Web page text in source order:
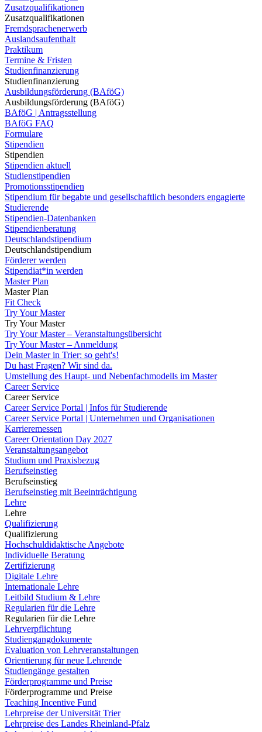
Zusatzqualifikationen
Zusatzqualifikationen
Fremdsprachenerwerb
Auslandsaufenthalt
Praktikum
Termine & Fristen
Studienfinanzierung
Studienfinanzierung
Ausbildungsförderung (BAföG)
Ausbildungsförderung (BAföG)
BAföG | Antragsstellung
BAföG FAQ
Formulare
Stipendien
Stipendien
Stipendien aktuell
Studienstipendien
Promotionsstipendien
Stipendium für begabte und gesellschaftlich besonders engagierte
Studierende
Stipendien-Datenbanken
Stipendienberatung
Deutschlandstipendium
Deutschlandstipendium
Förderer werden
Stipendiat*in werden
Master Plan
Master Plan
Fit Check
Try Your Master
Try Your Master
Try Your Master – Veranstaltungsübersicht
Try Your Master – Anmeldung
Dein Master in Trier: so geht's!
Du hast Fragen? Wir sind da.
Umstellung des Haupt- und Nebenfachmodells im Master
Career Service
Career Service
Career Service Portal | Infos für Studierende
Career Service Portal | Unternehmen und Organisationen
Karrieremessen
Career Orientation Day 2027
Veranstaltungsangebot
Studium und Praxisbezug
Berufseinstieg
Berufseinstieg
Berufseinstieg mit Beeinträchtigung
Lehre
Lehre
Qualifizierung
Qualifizierung
Hochschuldidaktische Angebote
Individuelle Beratung
Zertifizierung
Digitale Lehre
Internationale Lehre
Leitbild Studium & Lehre
Regularien für die Lehre
Regularien für die Lehre
Lehrverpflichtung
Studiengangdokumente
Evaluation von Lehrveranstaltungen
Orientierung für neue Lehrende
Studiengänge gestalten
Förderprogramme und Preise
Förderprogramme und Preise
Teaching Incentive Fund
Lehrpreise der Universität Trier
Lehrpreise des Landes Rheinland-Pfalz